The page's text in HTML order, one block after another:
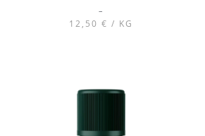
–
12,50 € / KG
options